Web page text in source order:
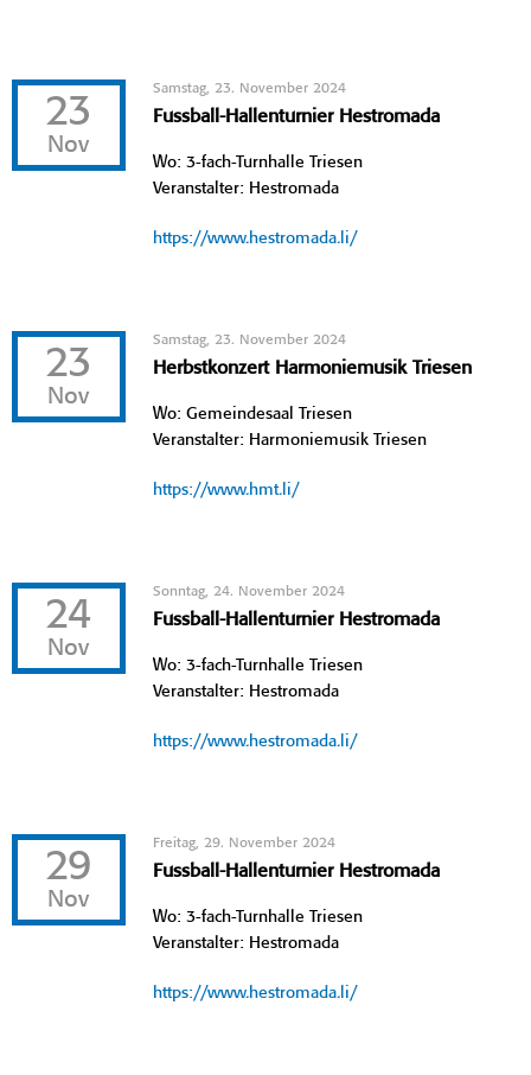
23
Nov
Samstag, 23. November 2024
Fussball-Hallenturnier Hestromada
Wo: 3-fach-Turnhalle Triesen
Veranstalter: Hestromada
https://www.hestromada.li/
23
Nov
Samstag, 23. November 2024
Herbstkonzert Harmoniemusik Triesen
Wo: Gemeindesaal Triesen
Veranstalter: Harmoniemusik Triesen
https://www.hmt.li/
24
Nov
Sonntag, 24. November 2024
Fussball-Hallenturnier Hestromada
Wo: 3-fach-Turnhalle Triesen
Veranstalter: Hestromada
https://www.hestromada.li/
29
Nov
Freitag, 29. November 2024
Fussball-Hallenturnier Hestromada
Wo: 3-fach-Turnhalle Triesen
Veranstalter: Hestromada
https://www.hestromada.li/